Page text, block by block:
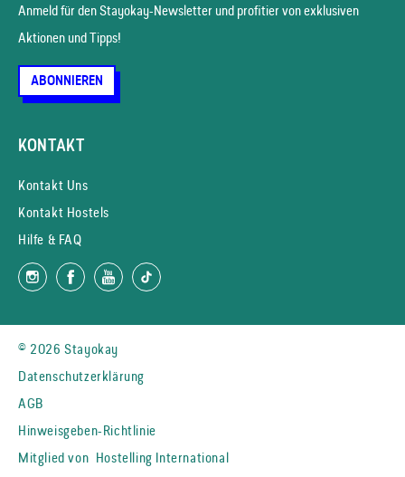
Anmeld für den Stayokay-News­letter und profitier von exklusiven
Aktionen und Tipps!
ABONNIEREN
KONTAKT
Kontakt Uns
Kontakt Hostels
Hilfe & FAQ
© 2026 Stayokay
Datenschutzerklärung
AGB
Hinweisgeben-Richtlinie
Mitglied von Hostelling International